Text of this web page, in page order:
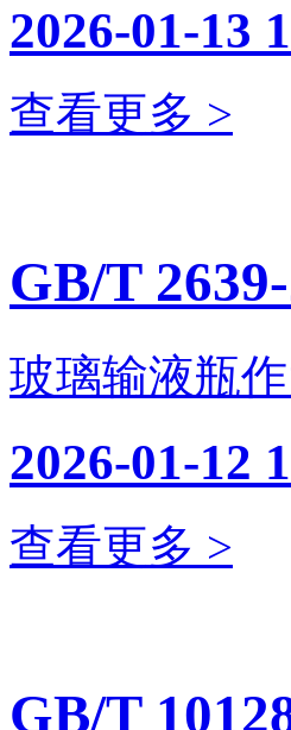
2026-01-13
查看更多 >
GB/T
玻璃输液瓶
2026-01-12
查看更多 >
GB/T